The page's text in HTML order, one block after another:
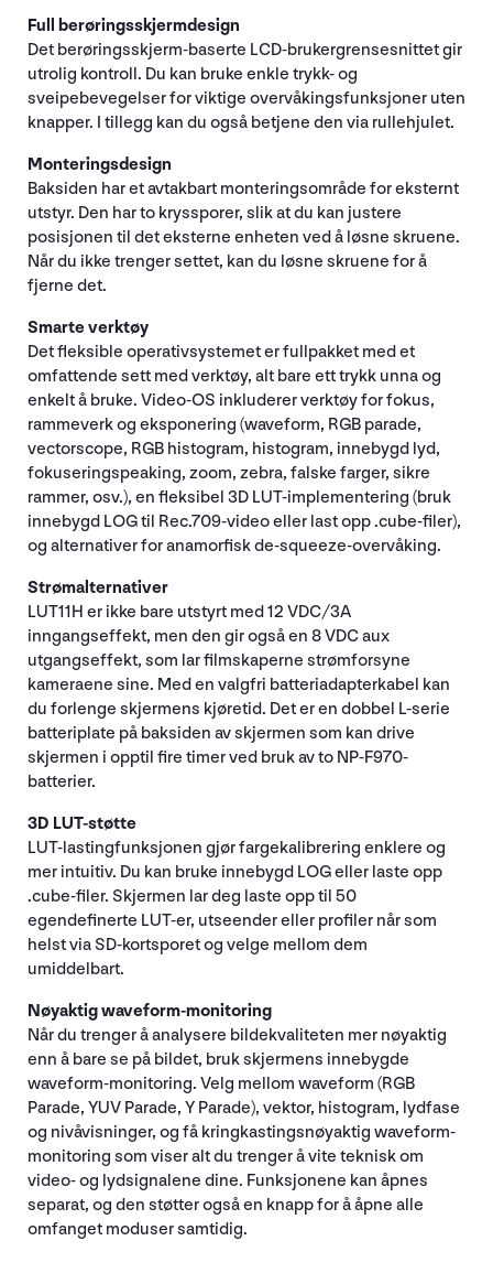
Full berøringsskjermdesign
Det berøringsskjerm-baserte LCD-brukergrensesnittet gir
utrolig kontroll. Du kan bruke enkle trykk- og
sveipebevegelser for viktige overvåkingsfunksjoner uten
knapper. I tillegg kan du også betjene den via rullehjulet.
Monteringsdesign
Baksiden har et avtakbart monteringsområde for eksternt
utstyr. Den har to kryssporer, slik at du kan justere
posisjonen til det eksterne enheten ved å løsne skruene.
Når du ikke trenger settet, kan du løsne skruene for å
fjerne det.
Smarte verktøy
Det fleksible operativsystemet er fullpakket med et
omfattende sett med verktøy, alt bare ett trykk unna og
enkelt å bruke. Video-OS inkluderer verktøy for fokus,
rammeverk og eksponering (waveform, RGB parade,
vectorscope, RGB histogram, histogram, innebygd lyd,
fokuseringspeaking, zoom, zebra, falske farger, sikre
rammer, osv.), en fleksibel 3D LUT-implementering (bruk
innebygd LOG til Rec.709-video eller last opp .cube-filer),
og alternativer for anamorfisk de-squeeze-overvåking.
Strømalternativer
LUT11H er ikke bare utstyrt med 12 VDC/3A
inngangseffekt, men den gir også en 8 VDC aux
utgangseffekt, som lar filmskaperne strømforsyne
kameraene sine. Med en valgfri batteriadapterkabel kan
du forlenge skjermens kjøretid. Det er en dobbel L-serie
batteriplate på baksiden av skjermen som kan drive
skjermen i opptil fire timer ved bruk av to NP-F970-
batterier.
3D LUT-støtte
LUT-lastingfunksjonen gjør fargekalibrering enklere og
mer intuitiv. Du kan bruke innebygd LOG eller laste opp
.cube-filer. Skjermen lar deg laste opp til 50
egendefinerte LUT-er, utseender eller profiler når som
helst via SD-kortsporet og velge mellom dem
umiddelbart.
Nøyaktig waveform-monitoring
Når du trenger å analysere bildekvaliteten mer nøyaktig
enn å bare se på bildet, bruk skjermens innebygde
waveform-monitoring. Velg mellom waveform (RGB
Parade, YUV Parade, Y Parade), vektor, histogram, lydfase
og nivåvisninger, og få kringkastingsnøyaktig waveform-
monitoring som viser alt du trenger å vite teknisk om
video- og lydsignalene dine. Funksjonene kan åpnes
separat, og den støtter også en knapp for å åpne alle
omfanget moduser samtidig.